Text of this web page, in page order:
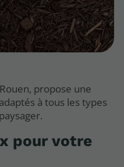
propose une
à tous les types
pour votre